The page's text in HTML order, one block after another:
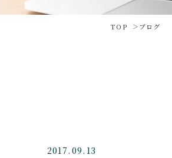
TOP ブログ
2017.09.13